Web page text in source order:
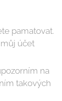
pamatovat.
účet
na
takových